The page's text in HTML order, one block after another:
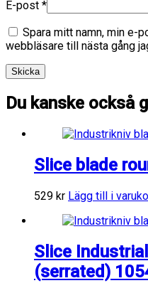
E-post *
Spara mitt namn, min e-
webbläsare till nästa gång
Du kanske också
Slice blade
529 kr Lägg till i
Slice
(serrated)